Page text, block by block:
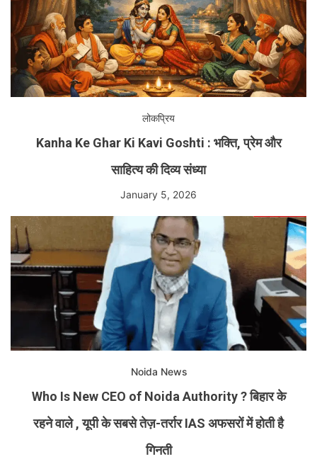
लोकप्रिय
Kanha Ke Ghar Ki Kavi Goshti : भक्ति, प्रेम और
साहित्य की दिव्य संध्या
January 5, 2026
Noida News
Who Is New CEO of Noida Authority ? बिहार के
रहने वाले , यूपी के सबसे तेज़-तर्रार IAS अफसरों में होती है
गिनती